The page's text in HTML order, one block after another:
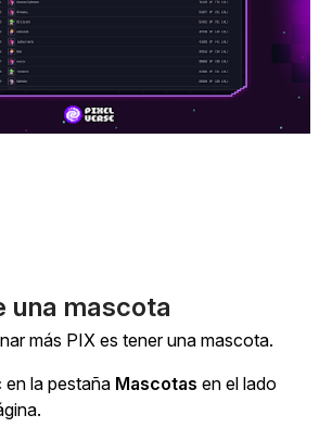
una mascota
más PIX es tener una mascota.
en lapestaña Mascotas en el lado